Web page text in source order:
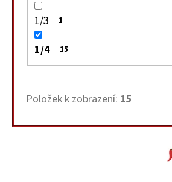
1/3 1
1/4 15
Položek k zobrazení: 15
V